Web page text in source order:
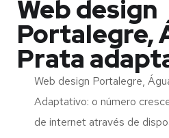
Web design
Portalegre,
Prata
Web design Portalegre,
Adaptativo: o número
de internet através de